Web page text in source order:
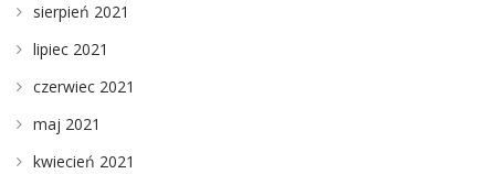
sierpień 2021
lipiec 2021
czerwiec 2021
maj 2021
kwiecień 2021